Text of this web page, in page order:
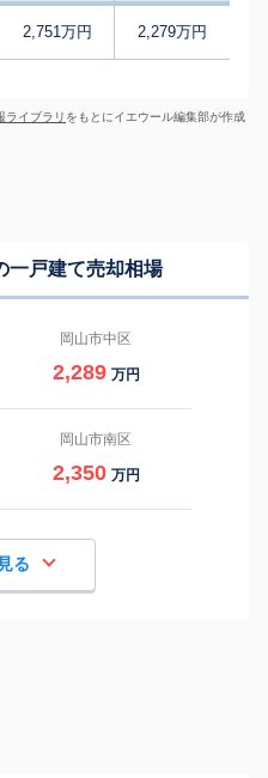
2,751万円 2,279万円
ライブラリ をもとにイエウール編集部が作成
一戸建て売却相場
岡山市中区
2,289 万円
岡山市南区
2,350 万円
る